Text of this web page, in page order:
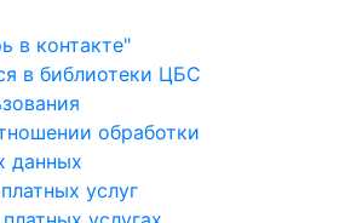
в контакте"
в библиотеки ЦБС
обработки
данных
услуг